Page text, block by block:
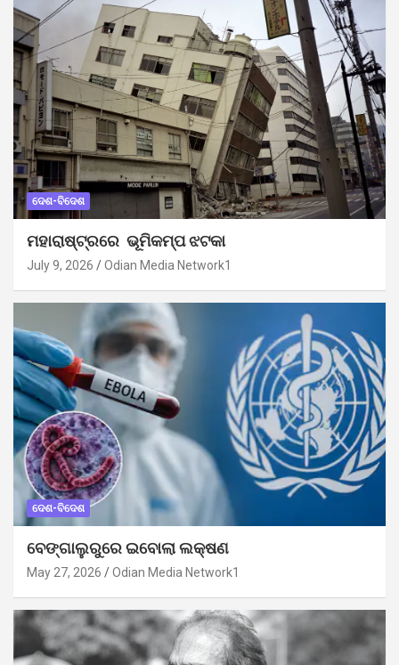
ଦେଶ-ବିଦେଶ
ମହାରାଷ୍ଟ୍ରରେ ଭୂମିକମ୍ପ ଝଟକା
July 9, 2026 Odian Media Network1
ଦେଶ-ବିଦେଶ
ବେଙ୍ଗାଲୁରୁରେ ଇବୋଲା ଲକ୍ଷଣ
May 27, 2026 Odian Media Network1